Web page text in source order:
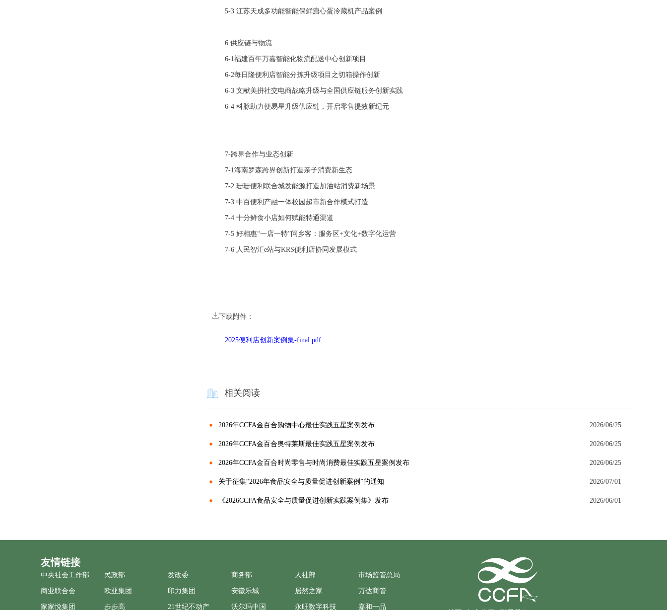
5-3 江苏天成多功能智能保鲜溏心蛋冷藏机产品案例
6 供应链与物流
6-1福建百年万嘉智能化物流配送中心创新项目
6-2每日隆便利店智能分拣升级项目之切箱操作创新
6-3 文献美拼社交电商战略升级与全国供应链服务创新实践
6-4 科脉助力便易星升级供应链，开启零售提效新纪元
7-跨界合作与业态创新
7-1海南罗森跨界创新打造亲子消费新生态
7-2 珊珊便利联合城发能源打造加油站消费新场景
7-3 中百便利产融一体校园超市新合作模式打造
7-4 十分鲜食小店如何赋能特通渠道
7-5 好相惠“一店一特”问乡客：服务区+文化+数字化运营
7-6 人民智汇e站与KRS便利店协同发展模式
下载附件：
2025便利店创新案例集-final.pdf
相关阅读
2026/06/25
2026年CCFA金百合购物中心最佳实践五星案例发布
2026/06/25
2026年CCFA金百合奥特莱斯最佳实践五星案例发布
2026/06/25
2026年CCFA金百合时尚零售与时尚消费最佳实践五星案例发布
2026/07/01
关于征集“2026年食品安全与质量促进创新案例”的通知
2026/06/01
《2026CCFA食品安全与质量促进创新实践案例集》发布
友情链接
中央社会工作部 民政部 发改委 商务部 人社部 市场监管总局
商业联合会 欧亚集团 印力集团 安徽乐城 居然之家 万达商管
家家悦集团 步步高 21世纪不动产 沃尔玛中国 永旺数字科技
嘉和一品